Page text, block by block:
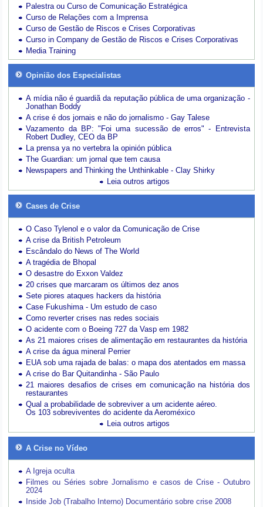
Palestra ou Curso de Comunicação Estratégica
Curso de Relações com a Imprensa
Curso de Gestão de Riscos e Crises Corporativas
Curso in Company de Gestão de Riscos e Crises Corporativas
Media Training
Opinião dos Especialistas
A mídia não é guardiã da reputação pública de uma organização -
Jonathan Boddy
A crise é dos jornais e não do jornalismo - Gay Talese
Vazamento da BP: "Foi uma sucessão de erros" - Entrevista
Robert Dudley, CEO da BP
La prensa ya no vertebra la opinión pública
The Guardian: um jornal que tem causa
Newspapers and Thinking the Unthinkable - Clay Shirky
Leia outros artigos
Cases de Crise
O Caso Tylenol e o valor da Comunicação de Crise
A crise da British Petroleum
Escândalo do News of The World
A tragédia de Bhopal
O desastre do Exxon Valdez
20 crises que marcaram os últimos dez anos
Sete piores ataques hackers da história
Case Fukushima - Um estudo de caso
Como reverter crises nas redes sociais
O acidente com o Boeing 727 da Vasp em 1982
As 21 maiores crises de alimentação em restaurantes da história
A crise da água mineral Perrier
EUA sob uma rajada de balas: o mapa dos atentados em massa
A crise do Bar Quitandinha - São Paulo
21 maiores desafios de crises em comunicação na história dos
restaurantes
Qual a probabilidade de sobreviver a um acidente aéreo.
Os 103 sobreviventes do acidente da Aeroméxico
Leia outros artigos
A Crise no Vídeo
A Igreja oculta
Filmes ou Séries sobre Jornalismo e casos de Crise - Outubro
2024
Inside Job (Trabalho Interno) Documentário sobre crise 2008